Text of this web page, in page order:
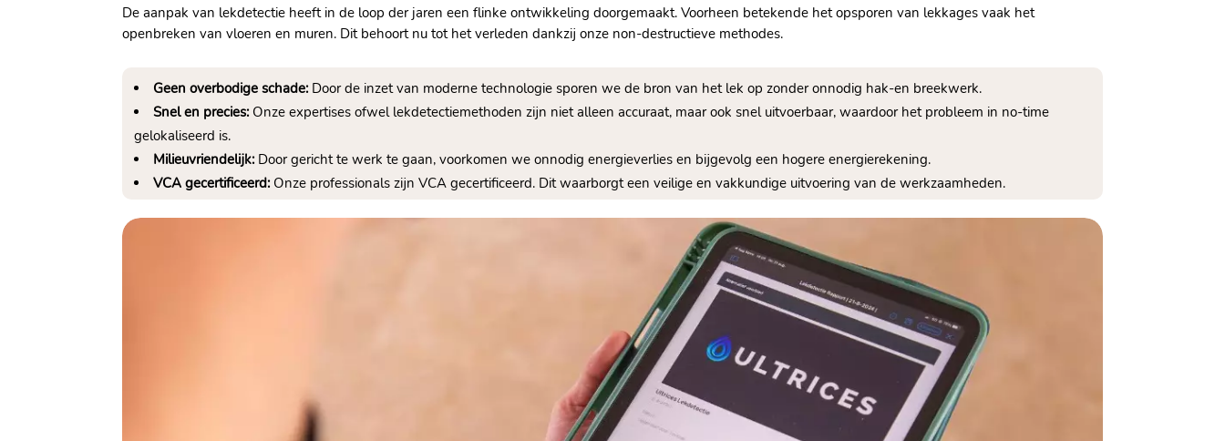
De aanpak van lekdetectie heeft in de loop der jaren een flinke ontwikkeling doorgemaakt.​ Voorheen betekende het opsporen van lekkages vaak het
openbreken van vloeren en muren.​ Dit behoort nu tot het verleden dankzij onze non-destructieve methodes.​
Geen overbodige schade:Door de inzet van moderne technologie sporen we de bron van het lek op zonder onnodig hak-en breekwerk.​
Snel en precies:Onze expertises ofwel lekdetectiemethoden zijn niet alleen accuraat, maar ook snel uitvoerbaar, waardoor het probleem in no-time
gelokaliseerd is.​
Milieuvriendelijk:Door gericht te werk te gaan, voorkomen we onnodig energieverlies en bijgevolg een hogere energierekening.​
VCA gecertificeerd:Onze professionals zijn VCA gecertificeerd.​ Dit waarborgt een veilige en vakkundige uitvoering van de werkzaamheden.​